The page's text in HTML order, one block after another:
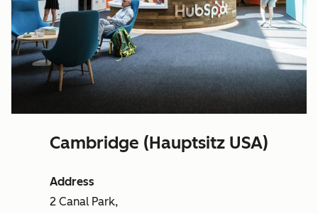
Cambridge (Hauptsitz USA)
Address
2 Canal Park,